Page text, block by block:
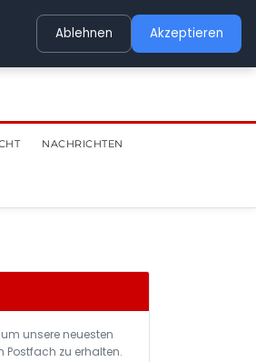
NACHRICHTEN
unsere neuesten
Postfach zu erhalten.
Ablehnen Akzeptieren